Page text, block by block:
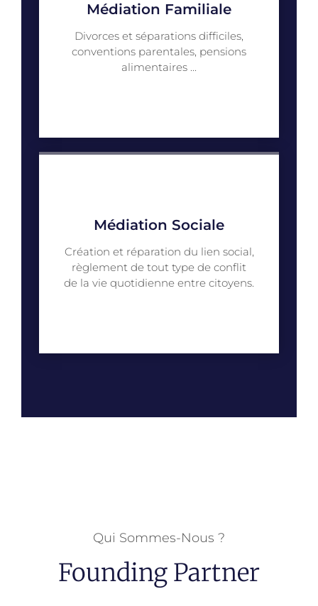
Médiation Familiale
Divorces et séparations difficiles,
conventions parentales, pensions
alimentaires ...
Médiation Sociale
Création et réparation du lien social,
règlement de tout type de conflit
de la vie quotidienne entre citoyens.
Qui Sommes-Nous ?
Founding Partner